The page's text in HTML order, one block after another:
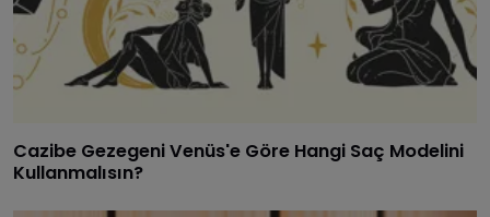
Cazibe Gezegeni Venüs'e Göre Hangi Saç Modelini
Kullanmalısın?